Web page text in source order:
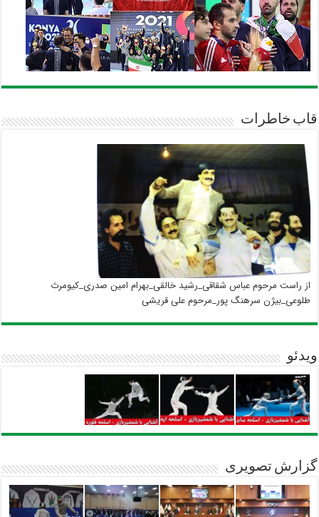
قاب خاطرات
از راست مرحوم عباس شقاقی_رشید خالقی_بهرام امین صدری_کیومرث
طلوعی_بیژن سرهنگ پور_مرحوم علی قریشی
ویدئو
گزارش تصویری